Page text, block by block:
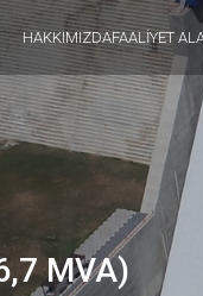
HAKKIMIZDAFAALİYET
MVA)